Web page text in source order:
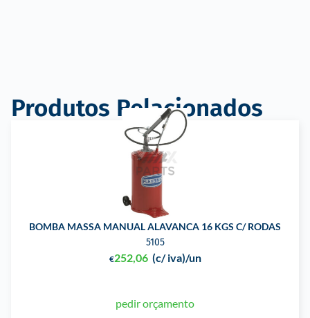
Produtos Relacionados
BOMBA MASSA MANUAL ALAVANCA 16 KGS C/ RODAS
5105
€252,06 (c/ iva)/un
pedir orçamento